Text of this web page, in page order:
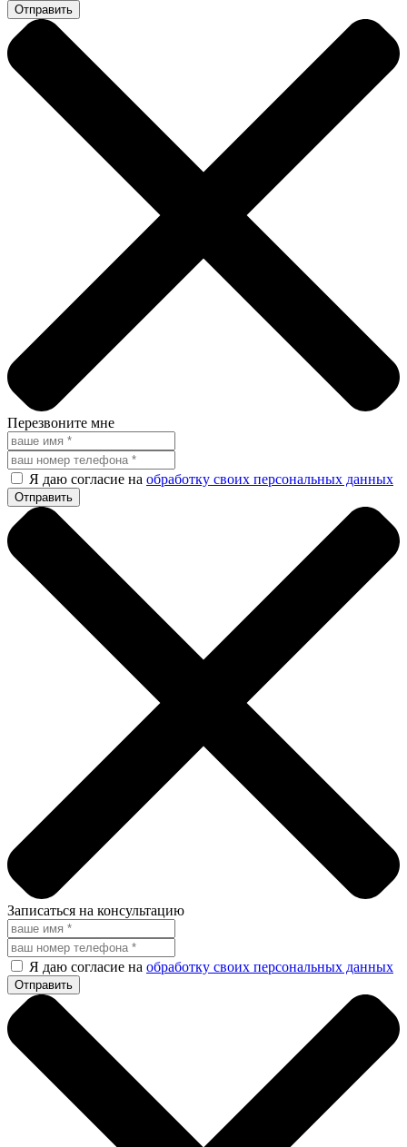
Перезвоните мне
Я даю согласие на обработку своих персональных данных
Записаться на консультацию
Я даю согласие на обработку своих персональных данных